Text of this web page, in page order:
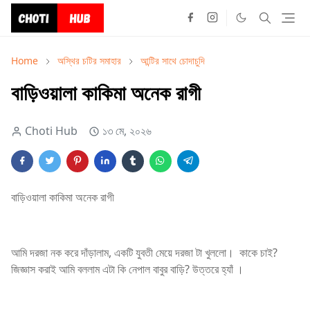
Home অস্থির চটির সমাহার আন্টির সাথে চোদাচুদি
বাড়িওয়ালা কাকিমা অনেক রাগী
Choti Hub ১৩ মে, ২০২৬
বাড়িওয়ালা কাকিমা অনেক রাগী
আমি দরজা নক করে দাঁড়ালাম, একটি যুবতী মেয়ে দরজা টা খুললো। কাকে চাই?
জিজ্ঞাস করাই আমি বললাম এটা কি নেপাল বাবুর বাড়ি? উত্তরে হ্যাঁ ।